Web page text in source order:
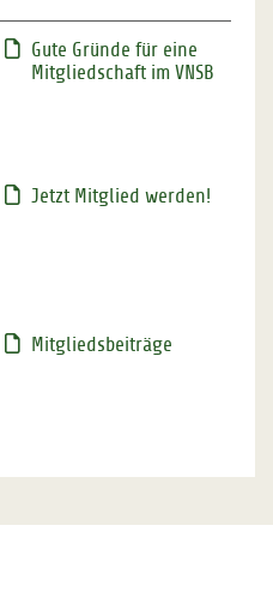
Gute Gründe für eine
Mitgliedschaft im VNSB
Jetzt Mitglied werden!
Mitgliedsbeiträge